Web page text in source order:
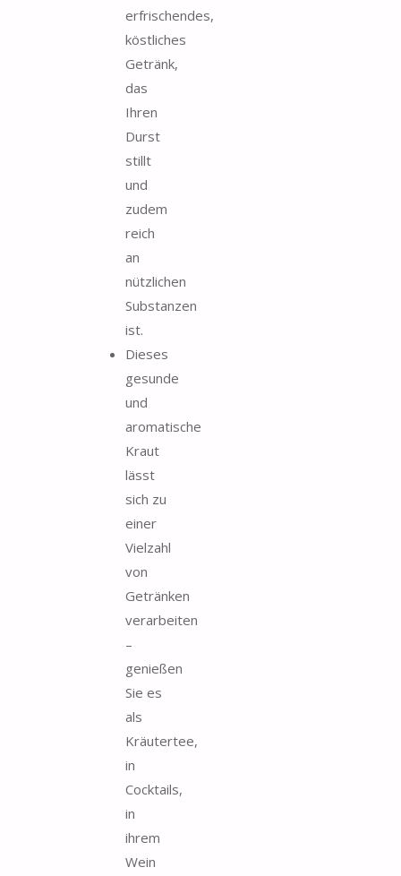
erfrischendes,
köstliches
Getränk,
das
Ihren
Durst
stillt
und
zudem
reich
an
nützlichen
Substanzen
ist.
Dieses
gesunde
und
aromatische
Kraut
lässt
sich zu
einer
Vielzahl
von
Getränken
verarbeiten
–
genießen
Sie es
als
Kräutertee,
in
Cocktails,
in
ihrem
Wein